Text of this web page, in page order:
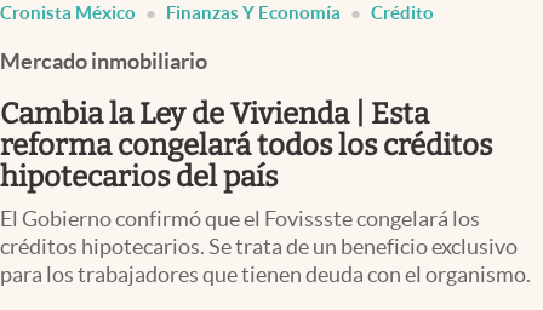
Pc y celular
Vida y estilo
Tv
Clima
Cronista México Finanzas Y Economía Crédito
Mercado inmobiliario
Cambia la Ley de Vivienda | Esta
reforma congelará todos los créditos
hipotecarios del país
El Gobierno confirmó que el Fovissste congelará los
créditos hipotecarios. Se trata de un beneficio exclusivo
para los trabajadores que tienen deuda con el organismo.